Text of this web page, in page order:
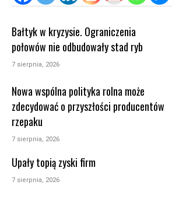
Bałtyk w kryzysie. Ograniczenia
połowów nie odbudowały stad ryb
7 sierpnia, 2026
Nowa wspólna polityka rolna może
zdecydować o przyszłości producentów
rzepaku
7 sierpnia, 2026
Upały topią zyski firm
7 sierpnia, 2026